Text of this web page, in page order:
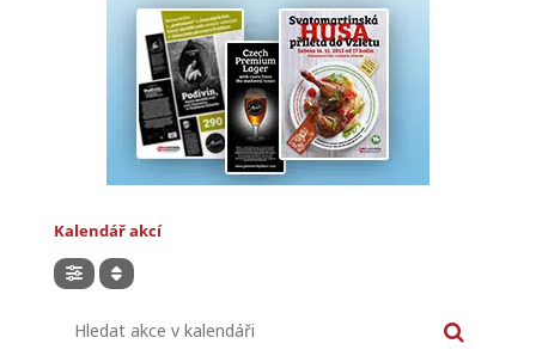
Kalendář akcí